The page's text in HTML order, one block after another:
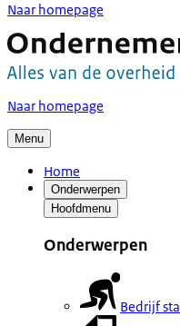
Naar homepage
Naar homepage
Menu
Home
Onderwerpen
Hoofdmenu
Onderwerpen
Bedrijf